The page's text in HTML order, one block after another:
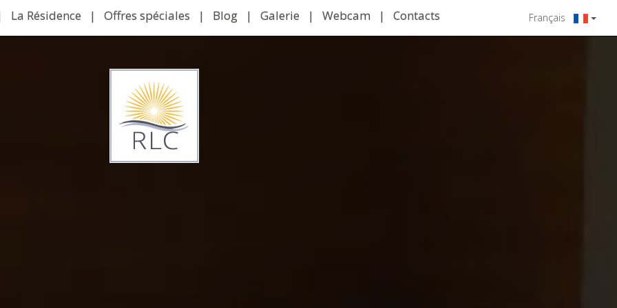
La Résidence | Offres spéciales | Blog | Galerie | Webcam | Contacts Français